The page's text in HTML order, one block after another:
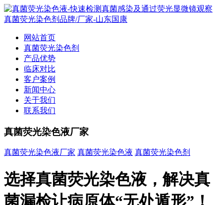
网站首页
真菌荧光染色剂
产品优势
临床对比
客户案例
新闻中心
关于我们
联系我们
真菌荧光染色液厂家
真菌荧光染色液厂家 真菌荧光染色液 真菌荧光染色剂
选择真菌荧光染色液，解决真
菌漏检让病原体“无处遁形”！